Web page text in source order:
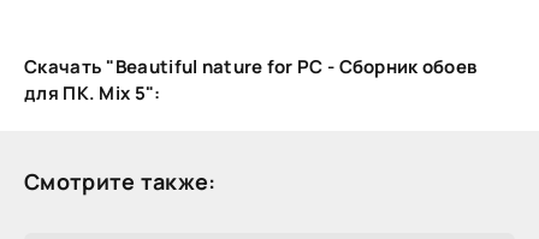
Скачать "Beautiful nature for PC - Сборник обоев
для ПК. Mix 5":
Смотрите также: